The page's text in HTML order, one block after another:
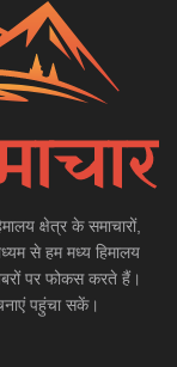
क्षेत्र के समाचारों,
से हम मध्य हिमालय
पर फोकस करते हैं।
पहुंचा सकें।